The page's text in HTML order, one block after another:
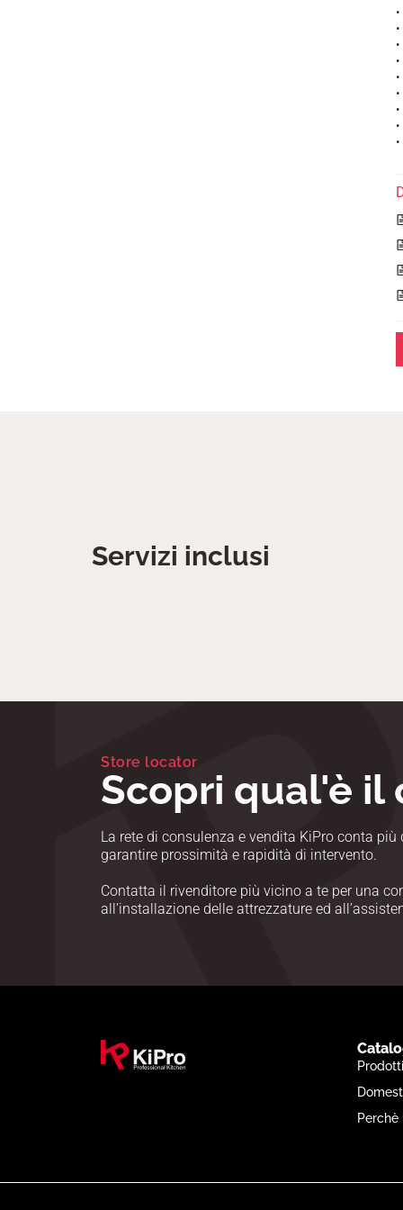
Servizi inclusi
Store locator
Scopri qual'è il
La rete di consulenza e vendita KiPro conta
garantire prossimità e rapidità di intervento.
Contatta il rivenditore più vicino a te per una
all’installazione delle attrezzature ed
Prodotti
Perchè